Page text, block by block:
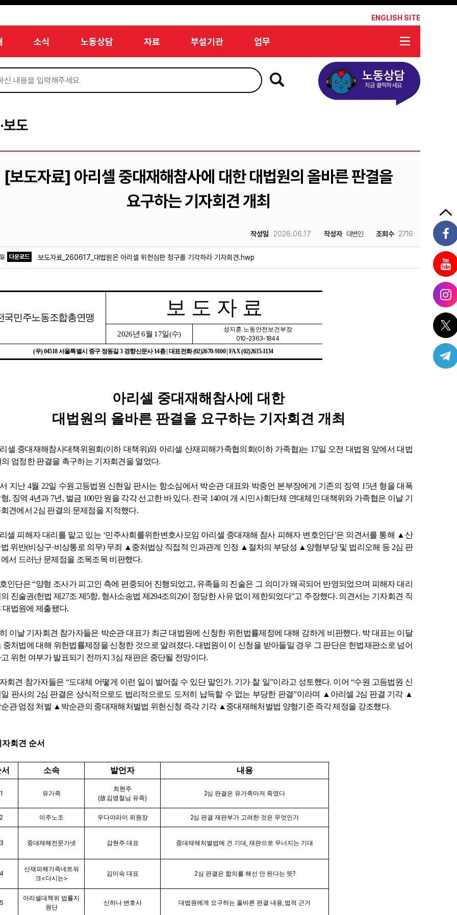
ENGLISH SITE
소식 노동상담 자료 부설기관 업무
노동상담
지금 클릭하세요
보도
[보도자료] 아리셀 중대재해참사에 대한 대법원의 올바른 판결을
요구하는 기자회견 개최
작성일 2026.06.17 작성자 대변인 조회수 2716
다운로드 보도자료_260617_대법원은 아리셀 위헌심판 청구를 기각하라 기자회견.hwp
국민주노동조합총연맹 보 도 자 료
2026년6월 17일(수)
성지훈 노동안전보건부장
010-2363-1844
(우) 04518서울특별시 중구 정동길3 경향신문사14층 대표전화(02)2670-9100 | FAX (02)2635-1134
아리셀 중대재해참사에 대한
대법원의 올바른 판결을 요구하는 기자회견 개최
셀 중대재해참사대책위원회 (이하 대책위)와 아리셀 산재피해가족협의회(이하 가족협)는 17일 오전 대법원 앞에서 대법
의 엄정한 판결을 촉구하는 기자회견을 열었다.
지난 4월 22일 수원고등법원 신현일 판사는 항소심에서 박순관 대표와 박중언 본부장에게 기존의 징역 15년 형을 대폭
, 징역 4년과 7년 , 벌금 100만 원을 각각 선고한 바 있다. 전국 140여 개 시민사회단체 연대체인 대책위와 가족협은 이날 기
견에서 2심 판결의 문제점을 지적했다.
셀 피해자 대리를 맡고 있는 ‘민주사회를위한변호사모임 아리셀 중대재해 참사 피해자 변호인단’은 의견서를 통해 ▲ 산
위반(비상구·비상통로 의무) 무죄 ▲ 중처법상 직접적 인과관계 인정 ▲ 절차의 부당성 ▲ 양형부당 및 법리오해 등 2심 판
서 드러난 문제점을 조목조목 비판했다.
인단은“양형 조사가 피고인 측에 편중되어 진행되었고, 유족들의 진술은 그 의미가 왜곡되어 반영되었으며 피해자 대리
진술권(헌법 제 27조 제 5항, 형사소송법 제 294조의 2)이 정당한 사유 없이 제한되었다”고 주장했다. 의견서는 기자회견 직
대법원에 제출됐다.
이날 기자회견 참가자들은 박순관 대표가 최근 대법원에 신청한 위헌법률제정에 대해 강하게 비판했다. 박 대표는 이달
중처법에 대해 위헌법률제정을 신청한 것으로 알려졌다. 대법원이 이 신청을 받아들일 경우 그 판단은 헌법재판소로 넘어
위헌 여부가 발표되기 전까지3심 재판은 중단될 전망이다.
회견 참가자들은 “도대체 어떻게 이런 일이 벌어질 수 있단 말인가. 기가 찰 일”이라고 성토했다. 이어 “수원 고등법원 신
판사의 2심 판결은 상식적으로도 법리적으로도 도저히 납득할 수 없는 부당한 판결”이라며 ▲ 아리셀 2심 판결 기각 ▲
관 엄정 처벌 ▲ 박순관의 중대재해처벌법 위헌신청 즉각 기각 ▲ 중대재해처벌법 양형기준 즉각 제정을 강조했다.
자회견 순서
소속 발언자 내용
1 유가족
최현주
(故김병철님 유족)
2심 판결은 유가족마저 죽였다
2 이주노조 우다야라이 위원장 2심 판결 재판부가 고려한 것은 무엇인가
중대재해전문가넷 감현주 대표 중대재해처벌법에 건 기대 재판으로 무너지는 기대
산재피해가족네트워
크<다시는>
김미숙 대표 2심 판결은 합의를 해선 안 된다는 뜻?
아리셀대책위 법률지
원단
신하나 변호사 대법원에게 요구하는 올바른 판결 내용 법적 근거